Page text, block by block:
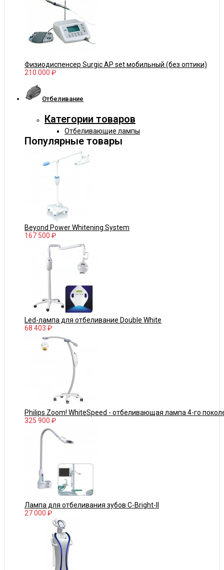
Физиодиспенсер Surgic AP set мобильный (без оптики)
210 000 ₽
Отбеливание
Категории товаров
Отбеливающие лампы
Популярные товары
Beyond Power Whitening System
167 500 ₽
Led-лампа для отбеливание Double White
68 403 ₽
Philips Zoom! WhiteSpeed - отбеливающая лампа 4-го
325 900 ₽
Лампа для отбеливания зубов С-Bright-II
27 000 ₽